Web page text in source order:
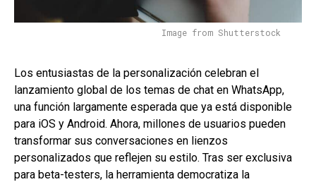
Image from Shutterstock
Los entusiastas de la personalización celebran el
lanzamiento global de los temas de chat en WhatsApp,
una función largamente esperada que ya está disponible
para iOS y Android. Ahora, millones de usuarios pueden
transformar sus conversaciones en lienzos
personalizados que reflejen su estilo. Tras ser exclusiva
para beta-testers, la herramienta democratiza la